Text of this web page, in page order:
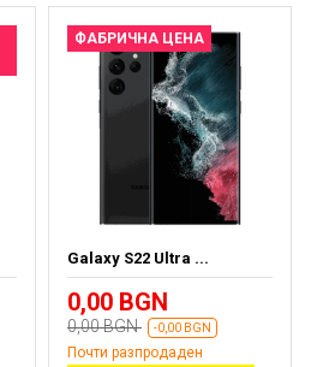
ФАБРИЧНА ЦЕНА
Galaxy S22 Ultra ...
0,00 BGN
0,00 BGN -0,00 BGN
Почти разпродаден